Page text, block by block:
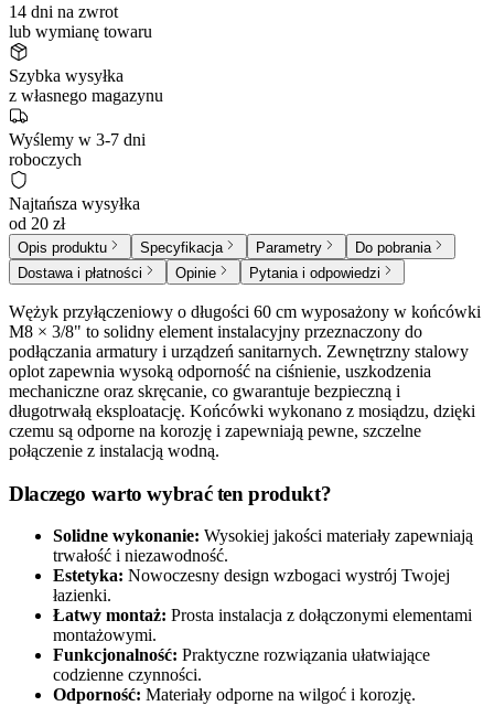
14 dni na zwrot
lub wymianę towaru
Szybka wysyłka
z własnego magazynu
Wyślemy w 3-7 dni
roboczych
Najtańsza wysyłka
od 20 zł
Opis produktu Specyfikacja Parametry
Do pobrania
Dostawa i płatności
Opinie Pytania i odpowiedzi
Wężyk przyłączeniowy o długości 60 cm wyposażony w końcówki
M8 × 3/8" to solidny element instalacyjny przeznaczony do
podłączania armatury i urządzeń sanitarnych. Zewnętrzny stalowy
oplot zapewnia wysoką odporność na ciśnienie, uszkodzenia
mechaniczne oraz skręcanie, co gwarantuje bezpieczną i
długotrwałą eksploatację. Końcówki wykonano z mosiądzu, dzięki
czemu są odporne na korozję i zapewniają pewne, szczelne
połączenie z instalacją wodną.
Dlaczego warto wybrać ten produkt?
Solidne wykonanie: Wysokiej jakości materiały zapewniają
trwałość i niezawodność.
Estetyka: Nowoczesny design wzbogaci wystrój Twojej
łazienki.
Łatwy montaż: Prosta instalacja z dołączonymi elementami
montażowymi.
Funkcjonalność: Praktyczne rozwiązania ułatwiające
codzienne czynności.
Odporność: Materiały odporne na wilgoć i korozję.